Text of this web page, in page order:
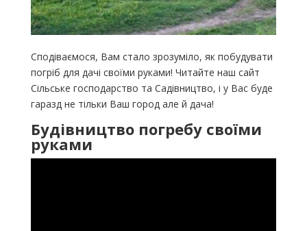
Сподіваємося, Вам стало зрозуміло, як побудувати
погріб для дачі своїми руками! Читайте наш сайт
Сільське господарство та Садівництво, і у Вас буде
гаразд не тільки Ваш город але й дача!
Будівництво погребу своїми
руками